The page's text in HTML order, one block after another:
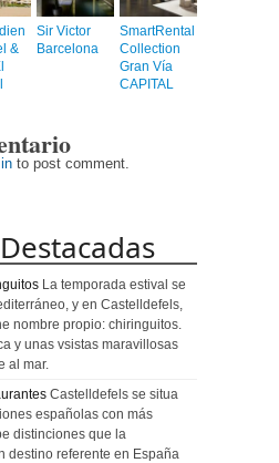
&
Sir Victor
Barcelona
SmartRental
Collection
Gran Vía
CAPITAL
to post comment.
La temporada estival se
y en Castelldefels,
nombre propio: chiringuitos.
y unas vsistas maravillosas
al mar.
Castelldefels se situa
españolas con más
distinciones que la
destino referente en España